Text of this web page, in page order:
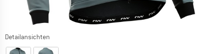
Detailansichten